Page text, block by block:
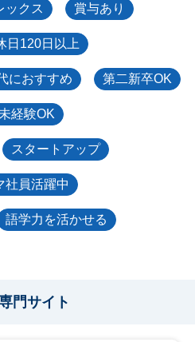
ックス 賞与あり
日120日以上
におすすめ 第二新卒OK
経験OK
スタートアップ
社員活躍中
語学力を活かせる
門サイト